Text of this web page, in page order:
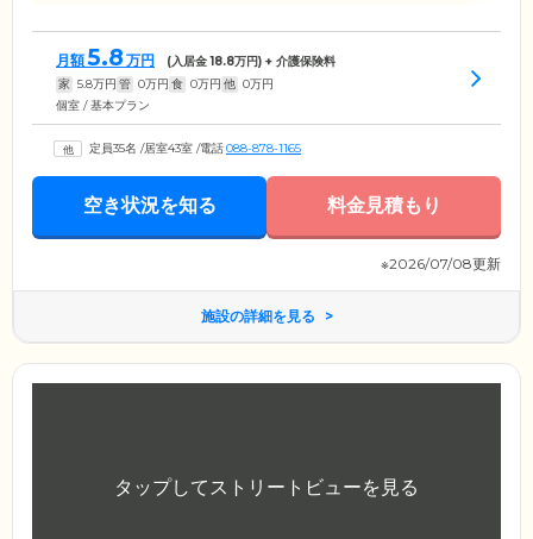
月額5.8 万円 (入居金18.8万円) + 介護保険料
家 5.8万円 管 0万円 食 0万円 他 0万円
個室 / 基本プラン
定員35名 /居室43室 /電話088-878-1165
空き状況を知る 料金見積もり
※2026/07/08更新
施設の詳細を見る